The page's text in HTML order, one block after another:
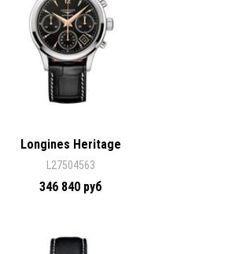
Longines Heritage
L27504563
346 840 руб